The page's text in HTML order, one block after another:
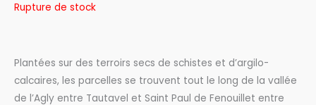
Rupture de stock
Plantées sur des terroirs secs de schistes et d’argilo-
calcaires, les parcelles se trouvent tout le long de la vallée
de l’Agly entre Tautavel et Saint Paul de Fenouillet entre